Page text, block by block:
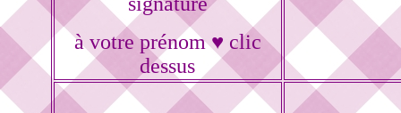
à votre prénom ♥ clic
dessus